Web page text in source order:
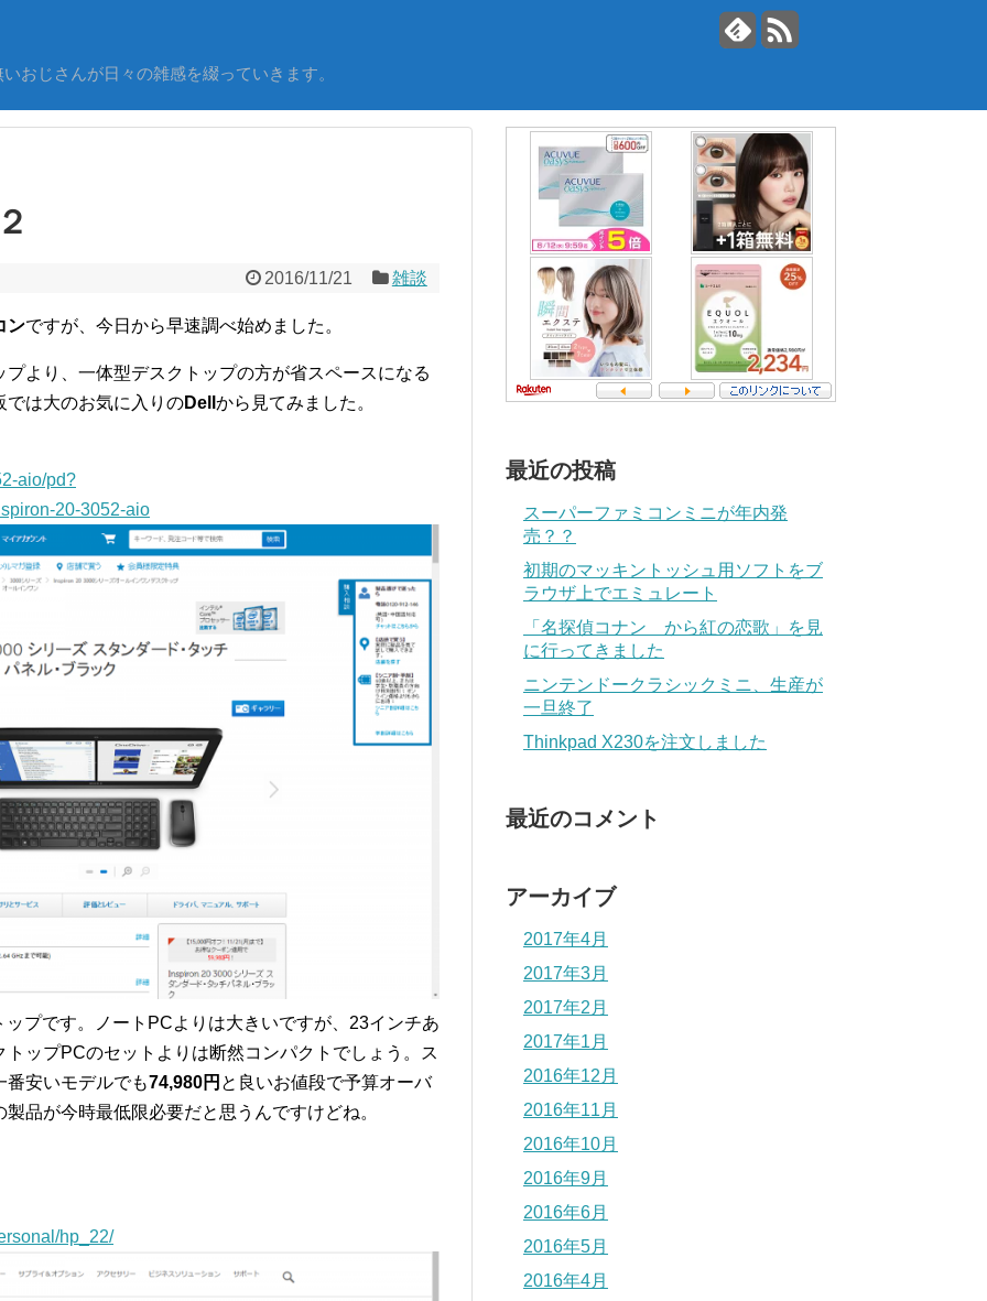
おじさんが日々の雑感を綴っていきます。
2016/11/21 雑談
ンですが、今日から早速調べ始めました。
より、一体型デスクトップの方が省スペースになる
では大のお気に入りのDell から見てみました。
aio/pd?
20-3052-aio
プです。ノートPCよりは大きいですが、23インチあ
ップPCのセットよりは断然コンパクトでしょう。ス
番安いモデルでも74,980円 と良いお値段で予算オーバ
品が今時最低限必要だと思うんですけどね。
hp_22/
最近の投稿
スーパーファミコンミニが年内発
売？？
初期のマッキントッシュ用ソフトをブ
ラウザ上でエミュレート
「名探偵コナン から紅の恋歌」を見
に行ってきました
ニンテンドークラシックミニ、生産が
一旦終了
Thinkpad X230を注文しました
最近のコメント
アーカイブ
2017年4月
2017年3月
2017年2月
2017年1月
2016年12月
2016年11月
2016年10月
2016年9月
2016年6月
2016年5月
2016年4月